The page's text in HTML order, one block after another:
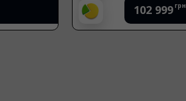
102 999 грн